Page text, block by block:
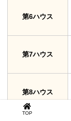
第6ハウス
第7ハウス
第8ハウス
TOP